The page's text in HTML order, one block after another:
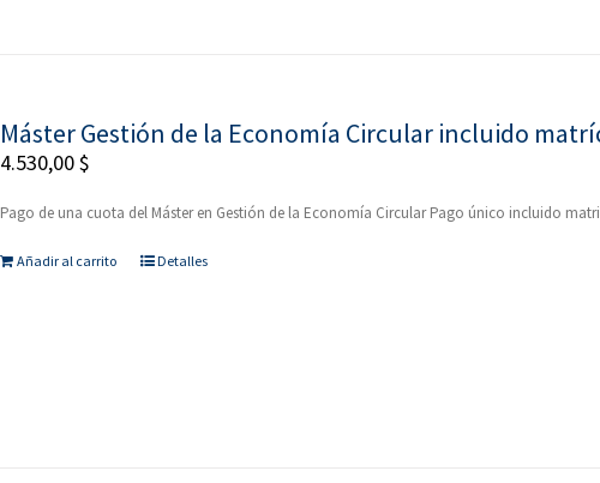
Máster Gestión de la Economía Circular incluido
4.530,00$
Pago de una cuota del Máster en Gestión de la Economía Circular Pago único incluido
Añadir al carrito Detalles